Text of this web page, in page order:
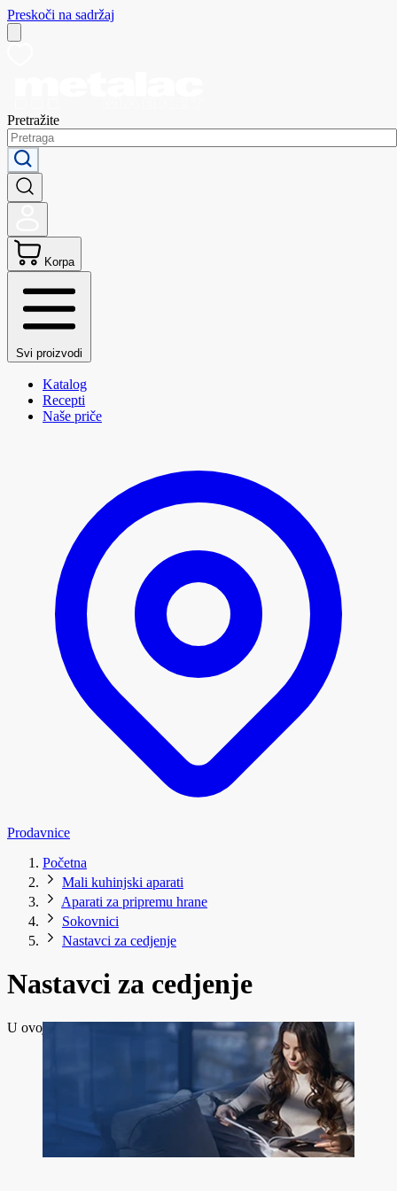
Preskoči na sadržaj
Pretražite
Korpa
Svi proizvodi
Katalog
Recepti
Naše priče
Prodavnice
Početna
Mali kuhinjski aparati
Aparati za pripremu hrane
Sokovnici
Nastavci za cedjenje
Nastavci za cedjenje
U ovoj kategoriji trenutno nema dostupnih proizvoda.